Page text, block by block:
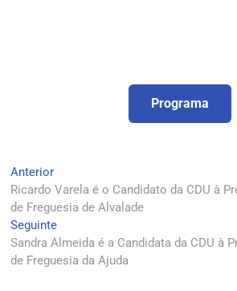
Programa
Navegação
de
artigos
AnteriorArtigo
anterior:
Ricardo Varela é o Candidato da CDU à
de Freguesia de Alvalade
SeguinteArtigo
seguinte:
Sandra Almeida é a Candidata da CDU à
de Freguesia da Ajuda